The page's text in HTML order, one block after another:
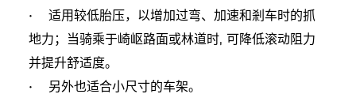
• 适用较低胎压，以增加过弯、加速和剎车时的抓
地力；当骑乘于崎岖路面或林道时, 可降低滚动阻力
并提升舒适度。
• 另外也适合小尺寸的车架。